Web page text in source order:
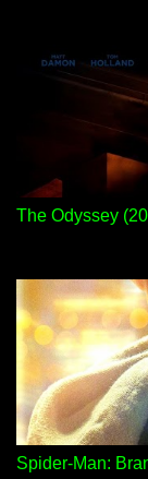
The Odyssey
Spider-Man: